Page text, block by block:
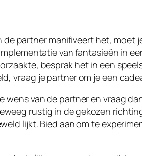
partner manifiveert het,
van fantasieën in
besprak het in een
vraag je partner om je een
van de partner en vraag
rustig in de gekozen
lijkt. Bied aan om te